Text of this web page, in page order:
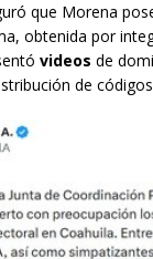
que Morena
obtenida por
videos de
de